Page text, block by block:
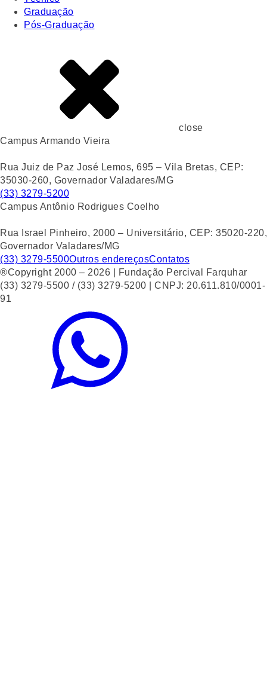
Graduação
Pós-Graduação
close
Campus Armando Vieira
Rua Juiz de Paz José Lemos, 695 – Vila Bretas, CEP:
35030-260, Governador Valadares/MG
(33) 3279-5200
Campus Antônio Rodrigues Coelho
Rua Israel Pinheiro, 2000 – Universitário, CEP: 35020-220,
Governador Valadares/MG
(33) 3279-5500Outros endereçosContatos
®Copyright 2000 – 2026 | Fundação Percival Farquhar
(33) 3279-5500 / (33) 3279-5200 | CNPJ: 20.611.810/0001-
91